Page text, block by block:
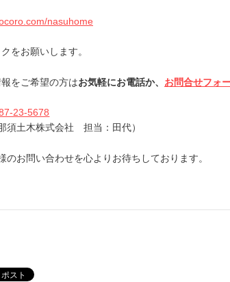
nasuhome
をお願いします。
をご希望の方はお気軽にお電話か、 お問合せフォ
23-5678
那須土木株式会社 担当：田代）
のお問い合わせを心よりお待ちしております。